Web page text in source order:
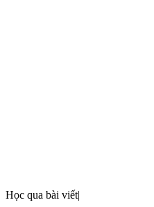
Học qua bài viết|